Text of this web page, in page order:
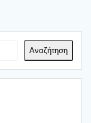
Αναζήτηση